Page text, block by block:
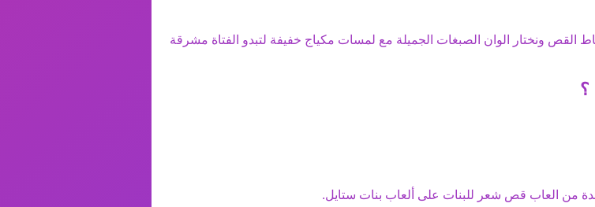
القص ونختار الوان الصبغات الجميلة مع لمسات مكياج خفيفة لتبدو الفتاة مشرقة
؟
من العاب قص شعر للبنات على ألعاب بنات ستايل.